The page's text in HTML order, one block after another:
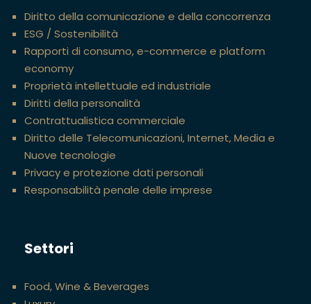
Diritto della comunicazione e della concorrenza
ESG / Sostenibilità
Rapporti di consumo, e-commerce e platform
economy
Proprietà intellettuale ed industriale
Diritti della personalità
Contrattualistica commerciale
Diritto delle Telecomunicazioni, Internet, Media e
Nuove tecnologie
Privacy e protezione dati personali
Responsabilità penale delle imprese
Settori
Food, Wine & Beverages